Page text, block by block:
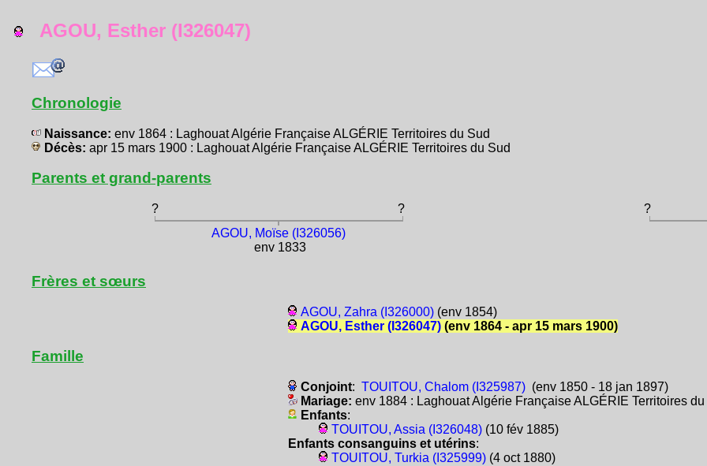
AGOU, Esther (I326047)
Chronologie
Naissance: env 1864 : Laghouat Algérie Française ALGÉRIE Territoires du Sud
Décès: apr 15 mars 1900 : Laghouat Algérie Française ALGÉRIE Territoires du Sud
Parents et grand-parents
? ?
?
AGOU, Moïse (I326056)
env 1833
Frères et sœurs
AGOU, Zahra (I326000) (env 1854)
AGOU, Esther (I326047) (env 1864 - apr 15 mars 1900)
Famille
Conjoint:TOUITOU, Chalom (I325987) (env 1850 - 18 jan 1897)
Mariage:env 1884 : Laghouat Algérie Française ALGÉRIE Territoires
Enfants:
TOUITOU, Assia (I326048) (10 fév 1885)
Enfants consanguins et utérins:
TOUITOU, Turkia (I325999) (4 oct 1880)